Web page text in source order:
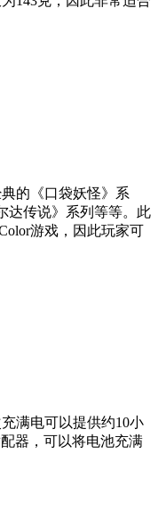
的《口袋妖怪》系
达传说》系列等等。此
游戏，因此玩家可
满电可以提供约10小
器，可以将电池充满